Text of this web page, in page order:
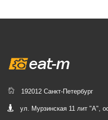
192012 Санкт-Петербург
ул. Мурзинская 11 лит "А",